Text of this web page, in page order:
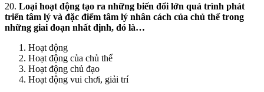
20. Loại hoạt động tạo ra những biến đổi lớn quá trình phát
triển tâm lý và đặc điểm tâm lý nhân cách của chủ thể trong
những giai đoạn nhất định, đó là…
Hoạt động
Hoạt động của chủ thể
Hoạt động chủ đạo
Hoạt động vui chơi, giải trí